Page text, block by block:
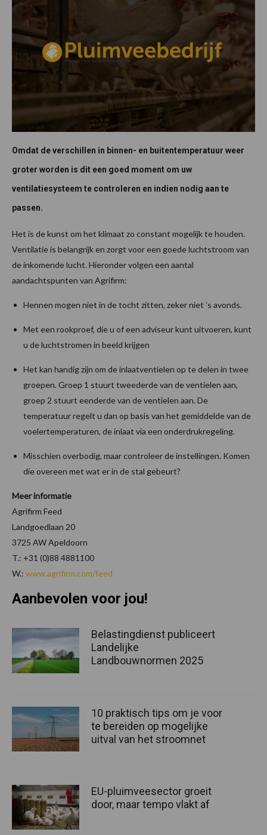
Omdat de verschillen in binnen- en buitentemperatuur weer
groter worden is dit een goed moment om uw
ventilatiesysteem te controleren en indien nodig aan te
passen.
Het is de kunst om het klimaat zo constant mogelijk te houden.
Ventilatie is belangrijk en zorgt voor een goede luchtstroom van
de inkomende lucht. Hieronder volgen een aantal
aandachtspunten van Agrifirm:
Hennen mogen niet in de tocht zitten, zeker niet ’s avonds.
Met een rookproef, die u of een adviseur kunt uitvoeren, kunt
u de luchtstromen in beeld krijgen
Het kan handig zijn om de inlaatventielen op te delen in twee
groepen. Groep 1 stuurt tweederde van de ventielen aan,
groep 2 stuurt eenderde van de ventielen aan. De
temperatuur regelt u dan op basis van het gemiddelde van de
voelertemperaturen, de inlaat via een onderdrukregeling.
Misschien overbodig, maar controleer de instellingen. Komen
die overeen met wat er in de stal gebeurt?
Meer informatie
Agrifirm Feed
Landgoedlaan 20
3725 AW Apeldoorn
T.: +31 (0)88 4881100
W.: www.agrifirm.com/feed
Aanbevolen voor jou!
Belastingdienst publiceert
Landelijke
Landbouwnormen 2025
10 praktisch tips om je voor
te bereiden op mogelijke
uitval van het stroomnet
EU-pluimveesector groeit
door, maar tempo vlakt af